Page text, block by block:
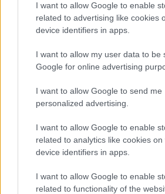
I want to allow Google to enable
related to advertising like cookies
device identifiers in apps.
I want to allow my user data to be
Google for online advertising
I want to allow Google to send me
personalized advertising.
I want to allow Google to enable
related to analytics like cookies on
device identifiers in apps.
I want to allow Google to enable
related to functionality of the
Támogasd
a ManUtdFanatics.hu
Kapcsolódó hírek
FELKÉSZÜLÉSI